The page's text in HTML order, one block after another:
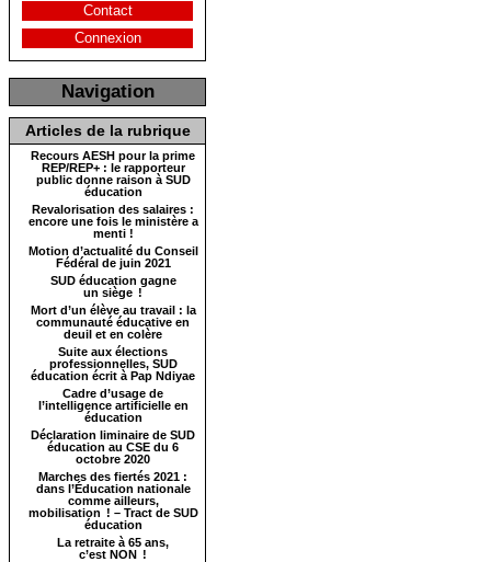
Contact
Connexion
Navigation
Articles de la rubrique
Recours AESH pour la prime
REP/REP+ : le rapporteur
public donne raison à SUD
éducation
Revalorisation des salaires :
encore une fois le ministère a
menti !
Motion d’actualité du Conseil
Fédéral de juin 2021
SUD éducation gagne
un siège !
Mort d’un élève au travail : la
communauté éducative en
deuil et en colère
Suite aux élections
professionnelles, SUD
éducation écrit à Pap Ndiyae
Cadre d’usage de
l’intelligence artificielle en
éducation
Déclaration liminaire de SUD
éducation au CSE du 6
octobre 2020
Marches des fiertés 2021 :
dans l’Éducation nationale
comme ailleurs,
mobilisation ! – Tract de SUD
éducation
La retraite à 65 ans,
c’est NON !